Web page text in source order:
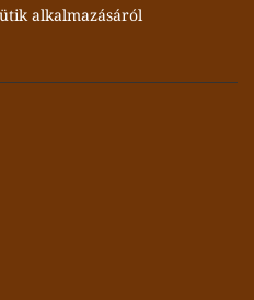
alkalmazásáról